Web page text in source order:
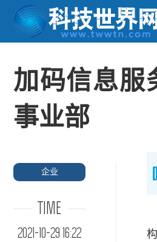
加码信息服
事业部
企业
TIME
2021-10-29 16:22